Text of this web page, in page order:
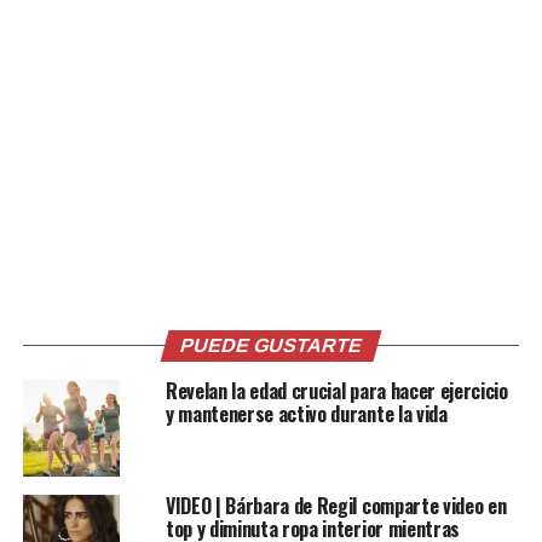
Me gusta esto:
Relacionado
PUEDE GUSTARTE
Revelan la edad crucial para hacer ejercicio
y mantenerse activo durante la vida
VIDEO | Bárbara de Regil comparte video en
top y diminuta ropa interior mientras